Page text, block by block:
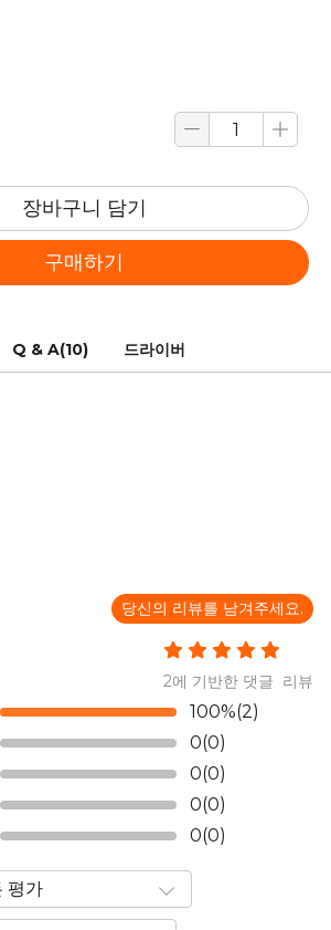
장바구니 담기
구매하기
Q & A(10) 드라이버
당신의 리뷰를 남겨주세요.
2에 기반한 댓글 리뷰
100%(2)
0(0)
0(0)
0(0)
0(0)